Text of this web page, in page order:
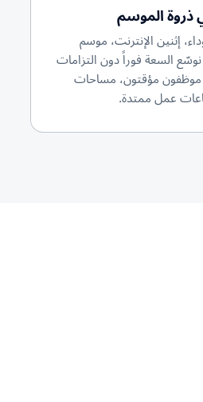
ذروة الموسم
إثنين الإنترنت، موسم
السعة فوراً دون التزامات
موظفون مؤقتون، مساحات
عمل ممتدة.